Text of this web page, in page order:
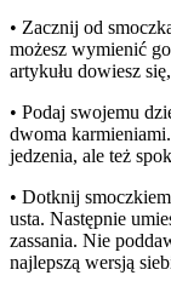
• Zacznij od
możesz wymienić
artykułu dowiesz
• Podaj swojemu
dwoma
jedzenia, ale też
• Dotknij
usta. Następnie
zassania. Nie
najlepszą wersją